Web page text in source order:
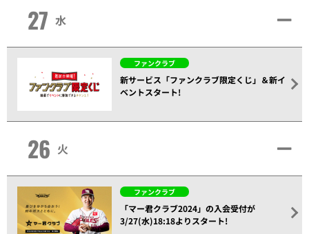
27 水
ファンクラブ
新サービス「ファンクラブ限定くじ」＆新イ
ベントスタート!
26 火
ファンクラブ
「マー君クラブ2024」の入会受付が
3/27(水)18:18よりスタート!